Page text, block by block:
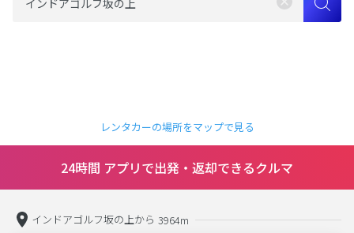
レンタカーの場所をマップで見る
24時間 アプリで出発・返却できるクルマ
インドアゴルフ坂の上から 3964m